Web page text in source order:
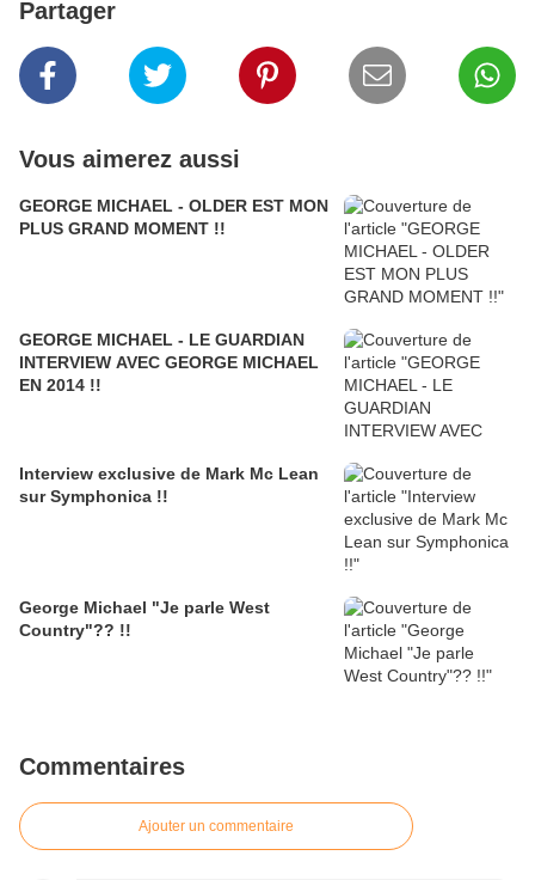
Partager
Vous aimerez aussi
GEORGE MICHAEL - OLDER EST MON
PLUS GRAND MOMENT !!
GEORGE MICHAEL - LE GUARDIAN
INTERVIEW AVEC GEORGE MICHAEL
EN 2014 !!
Interview exclusive de Mark Mc Lean
sur Symphonica !!
George Michael "Je parle West
Country"?? !!
Commentaires
Ajouter un commentaire